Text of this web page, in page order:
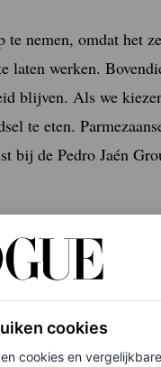
nemen, omdat het
laten werken.
blijven. Als we
te eten.
bij de Pedro Jaén
kaas
het hoge
trek en
hele dag door kan
cookies
cookies en